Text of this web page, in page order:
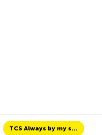
TCS Always by my side